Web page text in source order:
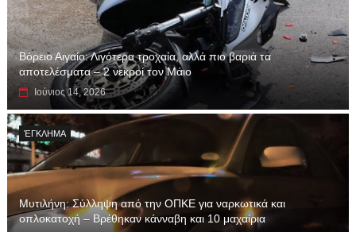
Βόρειο Αιγαίο: Λιγότερα τροχαία, αλλά πιο βαριά τα
αποτελέσματα – 2 νεκροί τον Μάιο
Ιούνιος 14, 2026
ΈΓΚΛΗΜΑ
Μυτιλήνη: Σύλληψη από την ΟΠΚΕ για ναρκωτικά και
οπλοκατοχή – Βρέθηκαν κάνναβη και 10 μαχαίρια